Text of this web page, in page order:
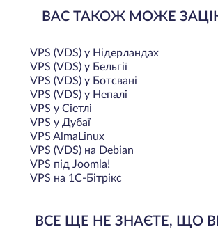
ВАС ТАКОЖ МОЖЕ
VPS (VDS) у Нідерландах
VPS (VDS) у Бельгії
VPS (VDS) у Ботсвані
VPS (VDS) у Непалі
VPS у Сіетлі
VPS у Дубаї
VPS AlmaLinux
VPS (VDS) на Debian
VPS під Joomla!
VPS на 1С-Бітрікс
ВСЕ ЩЕ НЕ ЗНАЄТЕ, ЩО